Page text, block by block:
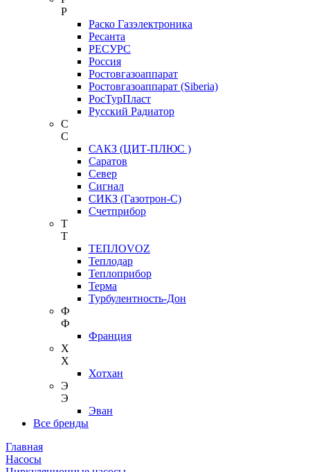
Р
Раско Газэлектроника
Ресанта
РЕСУРС
Россия
Ростовгазоаппарат
Ростовгазоаппарат (Siberia)
РосТурПласт
Русский Радиатор
С
С
САКЗ (ЦИТ-ПЛЮС )
Саратов
Север
Сигнал
СИКЗ (Газотрон-С)
Счетприбор
Т
Т
ТЕПЛОVOZ
Теплодар
Теплоприбор
Терма
Турбулентность-Дон
Ф
Ф
Франция
Х
Х
Хотхан
Э
Э
Эван
Все бренды
Главная
Насосы